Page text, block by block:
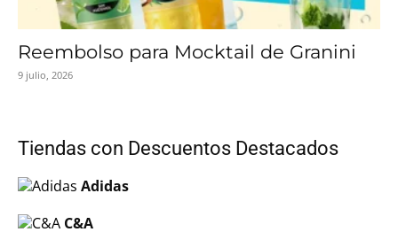
Reembolso para Mocktail de Granini
9 julio, 2026
Tiendas con Descuentos Destacados
Adidas
C&A